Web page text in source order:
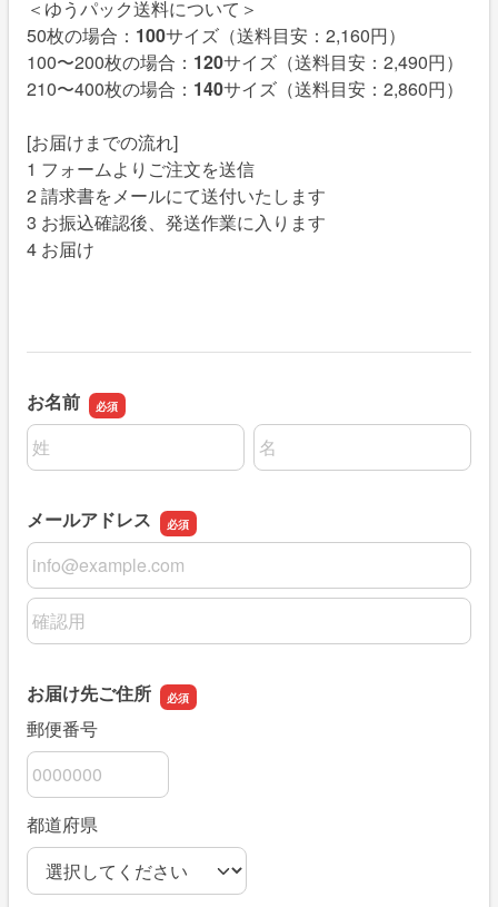
＜ゆうパック送料について＞
50枚の場合： 100サイズ（送料目安：2,160円）
100〜200枚の場合： 120サイズ（送料目安：2,490円）
210〜400枚の場合： 140サイズ（送料目安：2,860円）
[お届けまでの流れ]
1 フォームよりご注文を送信
2 請求書をメールにて送付いたします
3 お振込確認後、発送作業に入ります
4 お届け
お名前
名前の姓
名前の名
メールアドレス
メールアドレス
メールアドレスの確認用
お届け先ご住所
郵便番号
都道府県